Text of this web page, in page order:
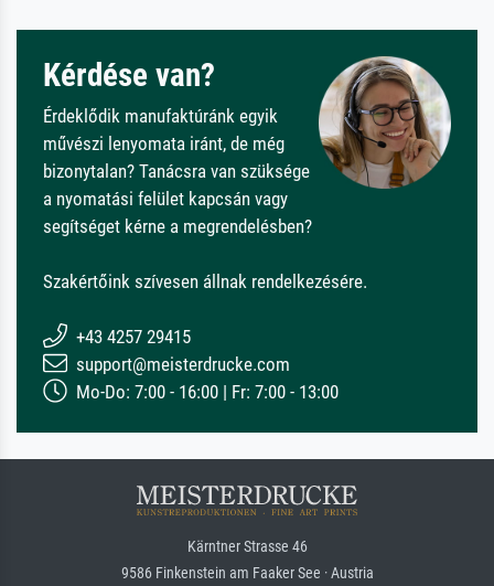
Kérdése van?
Érdeklődik manufaktúránk egyik
művészi lenyomata iránt, de még
bizonytalan? Tanácsra van szüksége
a nyomatási felület kapcsán vagy
segítséget kérne a megrendelésben?
Szakértőink szívesen állnak rendelkezésére.
+43 4257 29415
support@meisterdrucke.com
Mo-Do: 7:00 - 16:00 | Fr: 7:00 - 13:00
Kärntner Strasse 46
9586 Finkenstein am Faaker See · Austria